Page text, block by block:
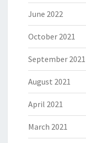
June 2022
October 2021
September 2021
August 2021
April 2021
March 2021